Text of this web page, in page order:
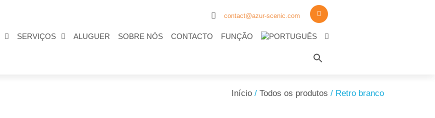
contact@azur-scenic.com
SERVIÇOS ALUGUER SOBRE NÓS CONTACTO FUNÇÃO
Início / Todos os produtos / Retro branco